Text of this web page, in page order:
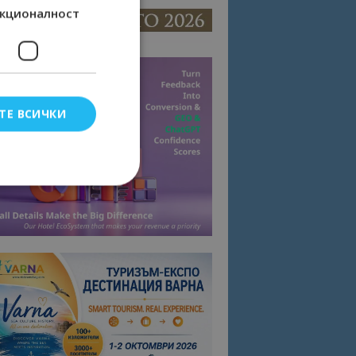
ВСИЧКИ
влизане и
съгласието
на сайта.